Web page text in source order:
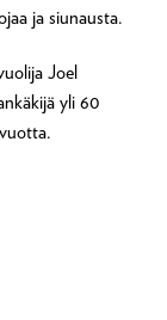
ja siunausta.
Joel
yli 60